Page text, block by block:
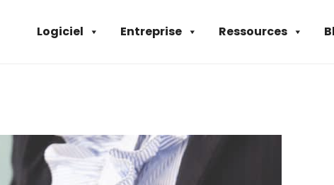
Ressources
Entreprise
Logiciel